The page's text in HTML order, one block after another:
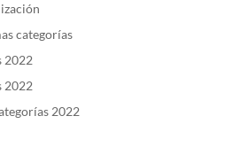
categorías
2022
2022
2022